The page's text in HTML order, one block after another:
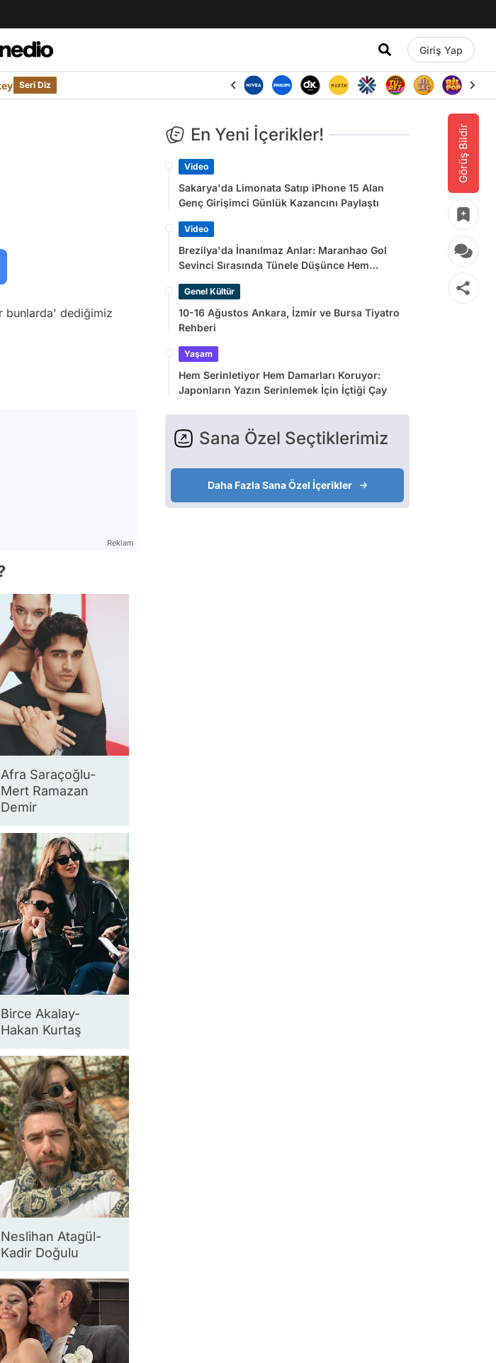
Giriş Yap
Seri Diz
Görüş Bildir
bunlarda' dediğimiz
Reklam
Afra Saraçoğlu-
Mert Ramazan
Demir
Birce Akalay-
Hakan Kurtaş
Neslihan Atagül-
Kadir Doğulu
En Yeni İçerikler!
Video
Sakarya'da Limonata Satıp iPhone 15 Alan
Genç Girişimci Günlük Kazancını Paylaştı
Video
Brezilya'da İnanılmaz Anlar: Maranhao Gol
Sevinci Sırasında Tünele Düşünce Hem
Genel Kültür
10-16 Ağustos Ankara, İzmir ve Bursa Tiyatro
Rehberi
Yaşam
Hem Serinletiyor Hem Damarları Koruyor:
Japonların Yazın Serinlemek İçin İçtiği Çay
Sana Özel Seçtiklerimiz
Daha Fazla Sana Özel İçerikler